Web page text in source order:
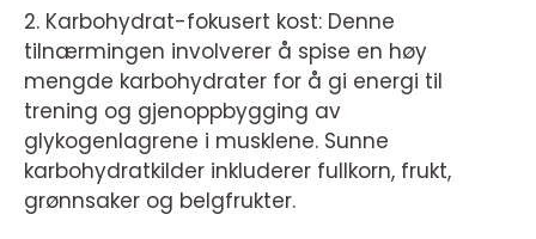
2. Karbohydrat-fokusert kost: Denne
tilnærmingen involverer å spise en høy
mengde karbohydrater for å gi energi til
trening og gjenoppbygging av
glykogenlagrene i musklene. Sunne
karbohydratkilder inkluderer fullkorn, frukt,
grønnsaker og belgfrukter.